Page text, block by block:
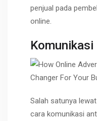
penjual pada
online.
Salah satunya
cara komunikasi